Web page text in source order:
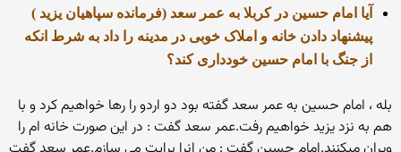
آیا امام حسین در کربلا به عمر سعد (فرمانده سپاهیان یزید )
پیشنهاد دادن خانه و املاک خوبی در مدینه را داد به شرط انکه
از جنگ با امام حسین خودداری کند؟
بله ، امام حسین به عمر سعد گفته بود دو اردو را رها خواهیم کرد و با
هم به نزد یزید خواهیم رفت.عمر سعد گفت : در این صورت خانه ام را